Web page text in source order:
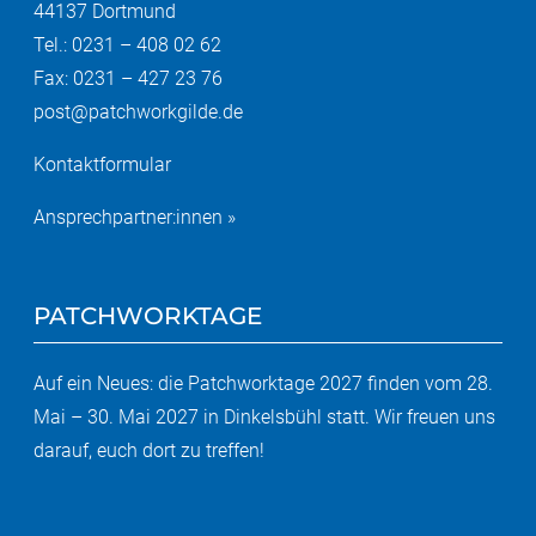
44137 Dortmund
Tel.: 0231 – 408 02 62
Fax: 0231 – 427 23 76
post@patchworkgilde.de
Kontaktformular
Ansprechpartner:innen »
PATCHWORKTAGE
Auf ein Neues: die Patchworktage 2027 finden vom 28.
Mai – 30. Mai 2027 in Dinkelsbühl statt. Wir freuen uns
darauf, euch dort zu treffen!